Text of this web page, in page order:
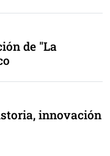
de "La
innovación